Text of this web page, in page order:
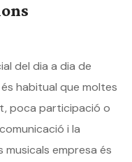
del dia a dia de
habitual que moltes
poca participació o
i la
empresa és